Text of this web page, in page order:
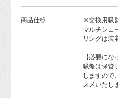
商品仕様
※交換用吸
マルチシェ
リングは装
【必要にな
吸盤は保管
しますので
スメいたし